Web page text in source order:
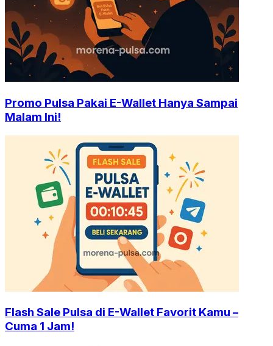
Promo Pulsa Pakai E-Wallet Hanya Sampai
Malam Ini!
Flash Sale Pulsa di E-Wallet Favorit Kamu –
Cuma 1 Jam!